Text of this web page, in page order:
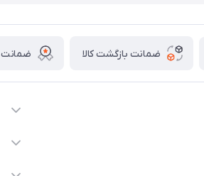
ضمانت بازگشت کالا ضمانت
دهید 09364926911